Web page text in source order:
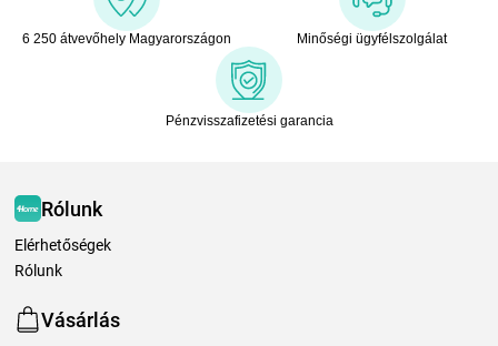
6 250 átvevőhely Magyarországon Minőségi ügyfélszolgálat
Pénzvisszafizetési garancia
Rólunk
Elérhetőségek
Rólunk
Vásárlás